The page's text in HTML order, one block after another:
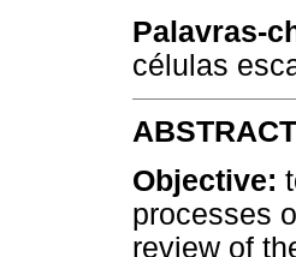
Palavras-
células
ABSTRACT
Objective:
processes
review of